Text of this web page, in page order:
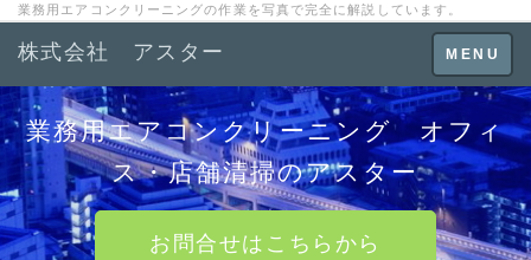
業務用エアコンクリーニングの作業を写真で完全に解説しています。
Toggle
navigation
MENU
株式会社 アスター
業務用エアコンクリーニング オフィ
ス・店舗清掃のアスター
お問合せはこちらから